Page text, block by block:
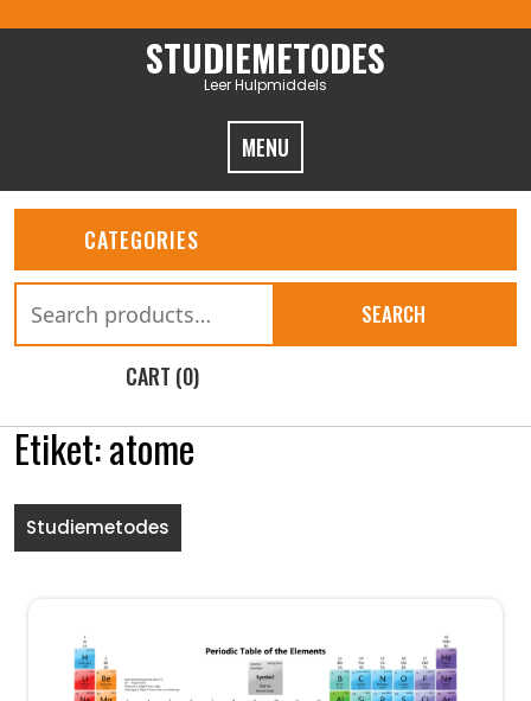
to
STUDIEMETODES
Leer Hulpmiddels
MENU
CATEGORIES
for:
SEARCH
CART (0)
Etiket:atome
Studiemetodes